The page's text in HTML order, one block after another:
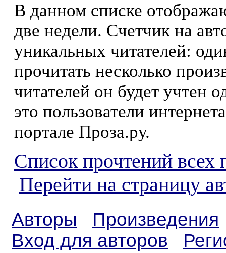
В данном списке
две недели. Счетчик на
уникальных читателей:
прочитать несколько
читателей он будет учтен
это пользователи
портале Проза.ру.
Список прочтений всех
Перейти на страницу
Авторы
Произведения
Вход для авторов